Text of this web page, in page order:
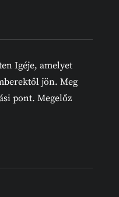
Igéje, amelyet
jön. Meg
pont. Megelőz